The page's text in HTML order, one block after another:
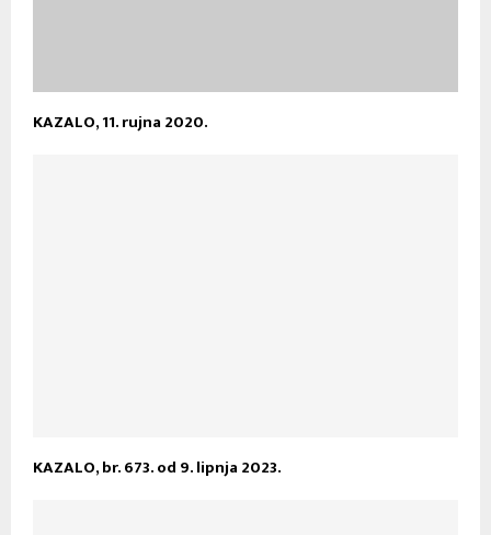
KAZALO, 11. rujna 2020.
KAZALO, br. 673. od 9. lipnja 2023.